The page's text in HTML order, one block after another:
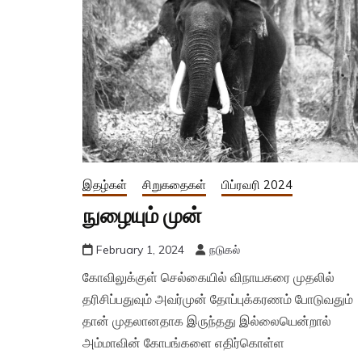
இதழ்கள் சிறுகதைகள் பிப்ரவரி 2024
நுழையும் முன்
February 1, 2024 நடுகல்
கோவிலுக்குள் செல்கையில் விநாயகரை முதலில்
தரிசிப்பதுவும் அவர்முன் தோப்புக்கரணம் போடுவதும்
தான் முதலானதாக இருந்தது இல்லையென்றால்
அம்மாவின் கோபங்களை எதிர்கொள்ள